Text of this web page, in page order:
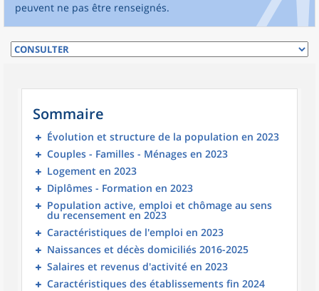
peuvent ne pas être renseignés.
Sommaire
Évolution et structure de la population en 2023
Couples - Familles - Ménages en 2023
Logement en 2023
Diplômes - Formation en 2023
Population active, emploi et chômage au sens
du recensement en 2023
Caractéristiques de l'emploi en 2023
Naissances et décès domiciliés 2016-2025
Salaires et revenus d'activité en 2023
Caractéristiques des établissements fin 2024